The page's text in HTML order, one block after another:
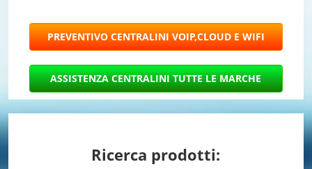
Ricerca prodotti: